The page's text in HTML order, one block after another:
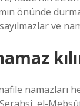
önünde
ve
namazları